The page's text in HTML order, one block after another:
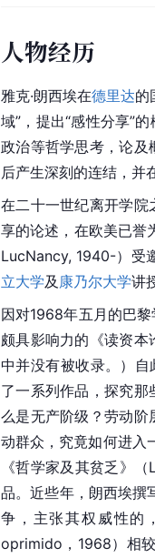
人物经历
雅克·朗西埃在德里达的
域”，提出“感性分享”
政治等哲学思考，论及
后产生深刻的连结，并
在二十一世纪离开学院
享的论述，在欧美已誉
LucNancy, 1940-）受
立大学及 康乃尔大学讲
因对1968年五月的巴
颇具影响力的《读资
中并没有被收录。）
了一系列作品，探究
么是无产阶级？劳动阶
动群众，究竟如何进入
《哲学家及其贫乏》
品。近些年，朗西埃
争，主张其权威性的
oprimido，1968）相